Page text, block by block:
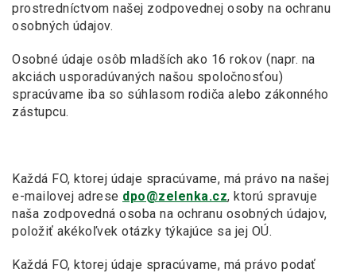
prostredníctvom našej zodpovednej osoby na ochranu
osobných údajov.
Osobné údaje osôb mladších ako 16 rokov (napr. na
akciách usporadúvaných našou spoločnosťou)
spracúvame iba so súhlasom rodiča alebo zákonného
zástupcu.
Každá FO, ktorej údaje spracúvame, má právo na našej
e-mailovej adrese dpo@zelenka.cz, ktorú spravuje
naša zodpovedná osoba na ochranu osobných údajov,
položiť akékoľvek otázky týkajúce sa jej OÚ.
Každá FO, ktorej údaje spracúvame, má právo podať